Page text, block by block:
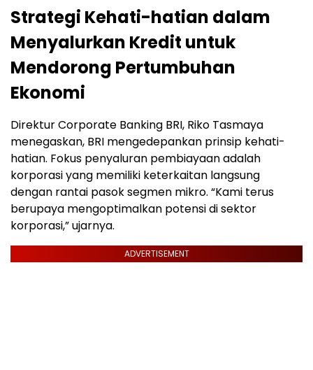
Strategi Kehati-hatian dalam
Menyalurkan Kredit untuk
Mendorong Pertumbuhan
Ekonomi
Direktur Corporate Banking BRI, Riko Tasmaya
menegaskan, BRI mengedepankan prinsip kehati-
hatian. Fokus penyaluran pembiayaan adalah
korporasi yang memiliki keterkaitan langsung
dengan rantai pasok segmen mikro. “Kami terus
berupaya mengoptimalkan potensi di sektor
korporasi,” ujarnya.
ADVERTISEMENT